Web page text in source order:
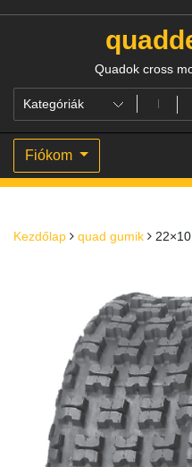
Quadok cross
Fiókom
Kezdőlap quad gumik